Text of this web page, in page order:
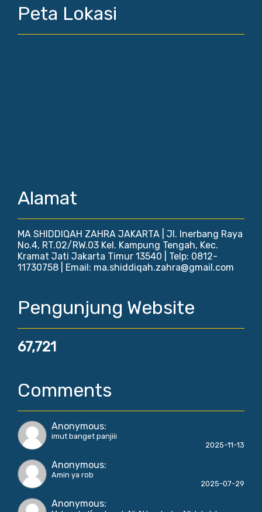
Peta Lokasi
Alamat
MA SHIDDIQAH ZAHRA JAKARTA | Jl. Inerbang Raya
No.4, RT.02/RW.03 Kel. Kampung Tengah, Kec.
Kramat Jati Jakarta Timur 13540 | Telp: 0812-
11730758 | Email: ma.shiddiqah.zahra@gmail.com
Pengunjung Website
67,721
Comments
Anonymous:
imut banget panjiii
2025-11-13
Anonymous:
Amin ya rob
2025-07-29
Anonymous: